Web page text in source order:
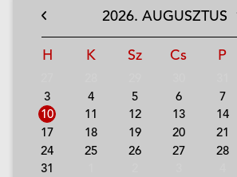
2026. AUGUSZTUS
H K Sz Cs P
3
4 5 6 7
10
11 12 13 14
17
18 19 20 21
24
25 26 27 28
31